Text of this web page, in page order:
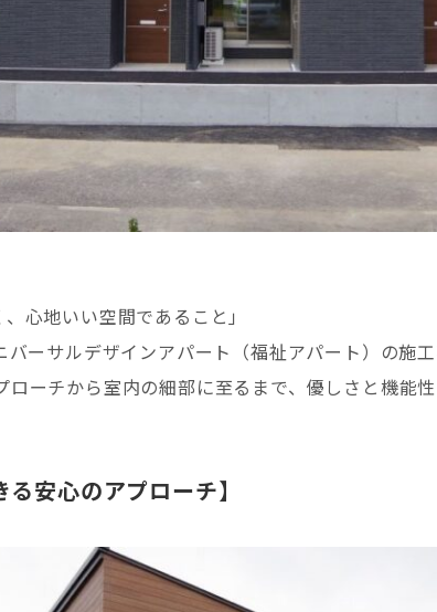
心地いい空間であること」
ーサルデザインアパート（福祉アパート）の施
ローチから室内の細部に至るまで、優しさと機能
安心のアプローチ】